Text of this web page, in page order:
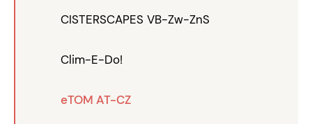
CISTERSCAPES VB-Zw-ZnS
Clim-E-Do!
eTOM AT-CZ